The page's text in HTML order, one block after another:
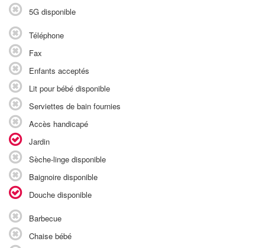
5G disponible
Téléphone
Fax
Enfants acceptés
Lit pour bébé disponible
Serviettes de bain fournies
Accès handicapé
Jardin
Sèche-linge disponible
Baignoire disponible
Douche disponible
Barbecue
Chaise bébé